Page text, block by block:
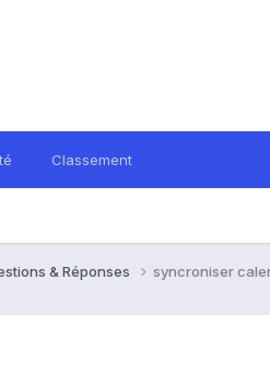
Classement
& Réponses syncroniser